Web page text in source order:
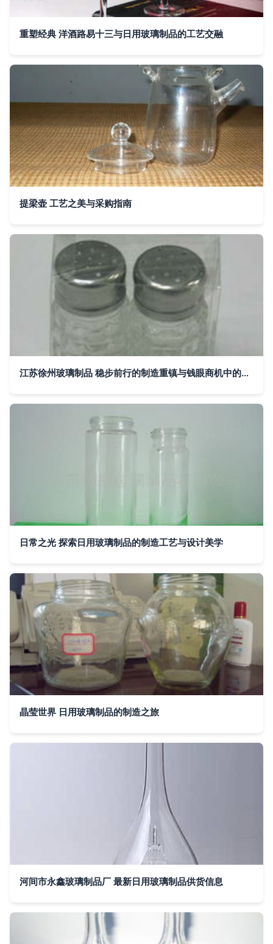
重塑经典 洋酒路易十三与日用玻璃制品的工艺交融
提梁壶 工艺之美与采购指南
江苏徐州玻璃制品 稳步前行的制造重镇与钱眼商机中的新价值
日常之光 探索日用玻璃制品的制造工艺与设计美学
晶莹世界 日用玻璃制品的制造之旅
河间市永鑫玻璃制品厂 最新日用玻璃制品供货信息